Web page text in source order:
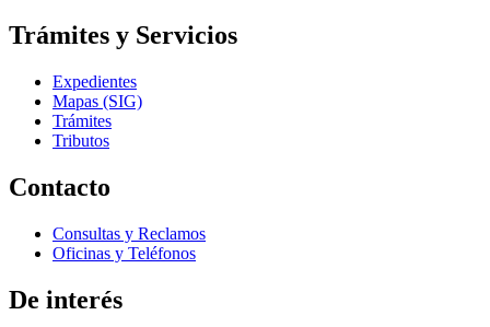
Trámites y Servicios
Expedientes
Mapas (SIG)
Trámites
Tributos
Contacto
Consultas y Reclamos
Oficinas y Teléfonos
De interés